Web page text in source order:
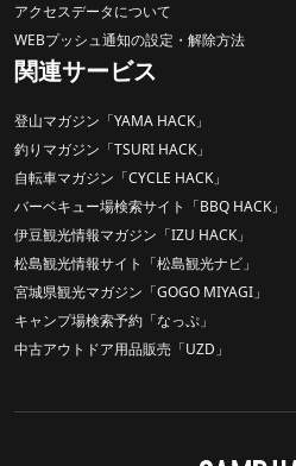
アクセスデータについて
WEBプッシュ通知の設定・解除方法
関連サービス
登山マガジン「YAMA HACK」
釣りマガジン「TSURI HACK」
自転車マガジン「CYCLE HACK」
バーベキュー場検索サイト「BBQ HACK」
伊豆観光情報マガジン「IZU HACK」
松島観光情報サイト「松島観光ナビ」
宮城県観光マガジン「GOGO MIYAGI」
キャンプ場検索予約「なっぷ」
中古アウトドア用品販売「UZD」